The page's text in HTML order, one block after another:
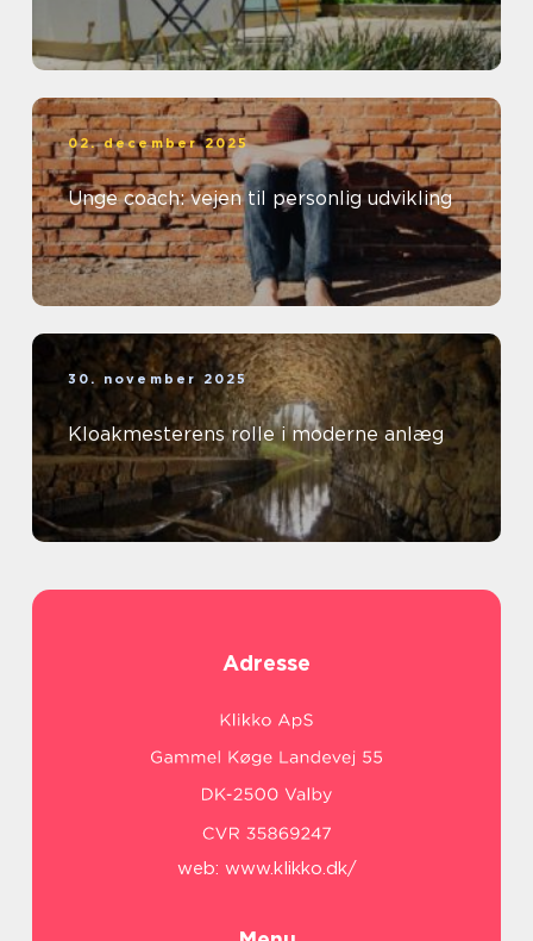
02. december 2025
Unge coach: vejen til personlig udvikling
30. november 2025
Kloakmesterens rolle i moderne anlæg
Adresse
web: www.klikko.dk/